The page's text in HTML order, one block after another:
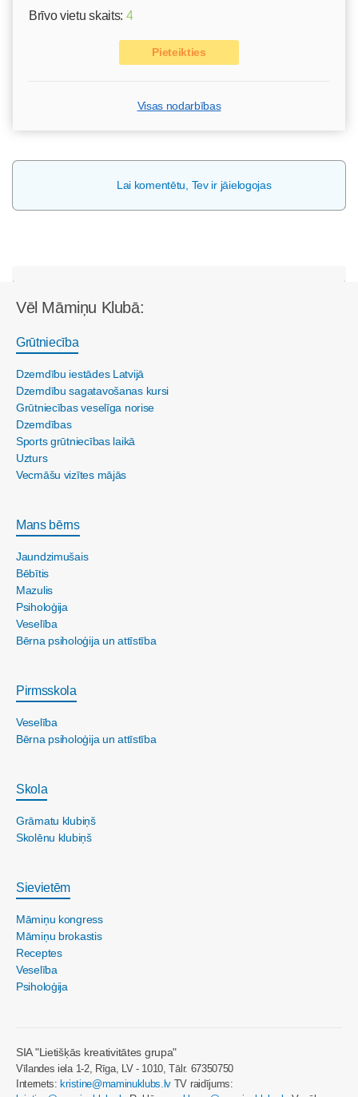
Brīvo vietu skaits: 4
Pieteikties
Visas nodarbības
Lai komentētu, Tev ir jāielogojas
Vēl Māmiņu Klubā:
Grūtniecība
Dzemdību iestādes Latvijā
Dzemdību sagatavošanas kursi
Grūtniecības veselīga norise
Dzemdības
Sports grūtniecības laikā
Uzturs
Vecmāšu vizītes mājās
Mans bērns
Jaundzimušais
Bēbītis
Mazulis
Psiholoģija
Veselība
Bērna psiholoģija un attīstība
Pirmsskola
Veselība
Bērna psiholoģija un attīstība
Skola
Grāmatu klubiņš
Skolēnu klubiņš
Sievietēm
Māmiņu kongress
Māmiņu brokastis
Receptes
Veselība
Psiholoģija
SIA "Lietišķās kreativitātes grupa"
Vīlandes iela 1-2, Rīga, LV - 1010, Tālr. 67350750
Internets:kristine@maminuklubs.lv TV raidījums: